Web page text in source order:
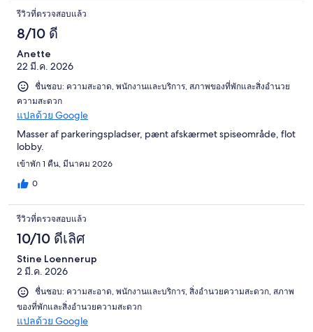
รีวิวที่ตรวจสอบแล้ว
8/10 ดี
Anette
22 มี.ค. 2026
ชื่นชอบ: ความสะอาด, พนักงานและบริการ, สภาพของที่พักและสิ่งอำนวย
ความสะดวก
แปลด้วย Google
Masser af parkeringspladser, pænt afskærmet spiseområde, flot
lobby.
เข้าพัก 1 คืน, มีนาคม 2026
0
รีวิวที่ตรวจสอบแล้ว
10/10 ดีเลิศ
Stine Loennerup
2 มี.ค. 2026
ชื่นชอบ: ความสะอาด, พนักงานและบริการ, สิ่งอำนวยความสะดวก, สภาพ
ของที่พักและสิ่งอำนวยความสะดวก
แปลด้วย Google